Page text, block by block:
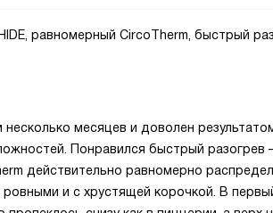
равномерный CircoTherm, быстрый
месяцев и доволен
Понравился быстрый разогрев
действительно равномерно
ровными и с хрустящей корочкой. В